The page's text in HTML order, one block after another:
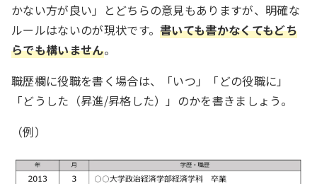
かない方が良い」とどちらの意見もありますが、明確な
ルールはないのが現状です。書いても書かなくてもどち
らでも構いません。
職歴欄に役職を書く場合は、「いつ」「どの役職に」
「どうした（昇進/昇格した）」のかを書きましょう。
（例）